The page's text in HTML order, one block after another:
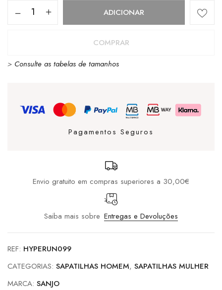
Quantidade
Run
ADICIONAR
COMPRAR
> Consulte as tabelas de tamanhos
Pagamentos Seguros
Envio gratuito em compras superiores a 30,00€
Saiba mais sobre Entregas e Devoluções
REF: HYPERUN099
CATEGORIAS: SAPATILHAS HOMEM, SAPATILHAS MULHER
MARCA: SANJO